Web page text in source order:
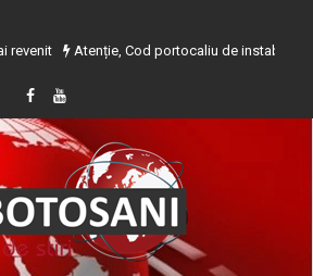
Atenție, Cod portocaliu de instabilitate